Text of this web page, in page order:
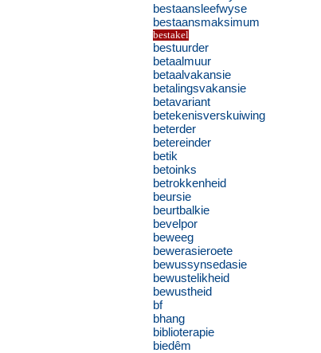
bestaansleefwyse
bestaansmaksimum
bestakel
bestuurder
betaalmuur
betaalvakansie
betalingsvakansie
betavariant
betekenisverskuiwing
beterder
betereinder
betik
betoinks
betrokkenheid
beursie
beurtbalkie
bevelpor
beweeg
bewerasieroete
bewussynsedasie
bewustelikheid
bewustheid
bf
bhang
biblioterapie
biedêm